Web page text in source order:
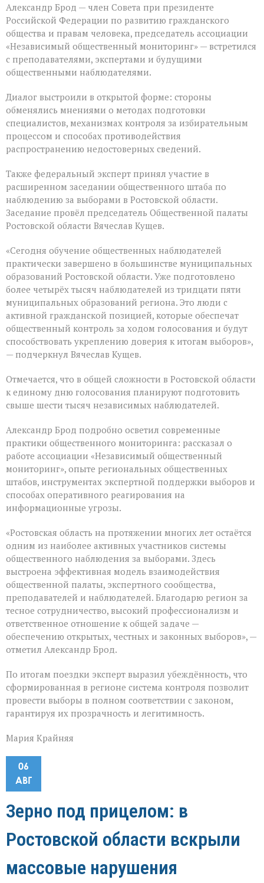
Александр Брод — член Совета при президенте
Российской Федерации по развитию гражданского
общества и правам человека, председатель ассоциации
«Независимый общественный мониторинг» — встретился
с преподавателями, экспертами и будущими
общественными наблюдателями.
Диалог выстроили в открытой форме: стороны
обменялись мнениями о методах подготовки
специалистов, механизмах контроля за избирательным
процессом и способах противодействия
распространению недостоверных сведений.
Также федеральный эксперт принял участие в
расширенном заседании общественного штаба по
наблюдению за выборами в Ростовской области.
Заседание провёл председатель Общественной палаты
Ростовской области Вячеслав Кущев.
«Сегодня обучение общественных наблюдателей
практически завершено в большинстве муниципальных
образований Ростовской области. Уже подготовлено
более четырёх тысяч наблюдателей из тридцати пяти
муниципальных образований региона. Это люди с
активной гражданской позицией, которые обеспечат
общественный контроль за ходом голосования и будут
способствовать укреплению доверия к итогам выборов»,
— подчеркнул Вячеслав Кущев.
Отмечается, что в общей сложности в Ростовской области
к единому дню голосования планируют подготовить
свыше шести тысяч независимых наблюдателей.
Александр Брод подробно осветил современные
практики общественного мониторинга: рассказал о
работе ассоциации «Независимый общественный
мониторинг», опыте региональных общественных
штабов, инструментах экспертной поддержки выборов и
способах оперативного реагирования на
информационные угрозы.
«Ростовская область на протяжении многих лет остаётся
одним из наиболее активных участников системы
общественного наблюдения за выборами. Здесь
выстроена эффективная модель взаимодействия
общественной палаты, экспертного сообщества,
преподавателей и наблюдателей. Благодарю регион за
тесное сотрудничество, высокий профессионализм и
ответственное отношение к общей задаче —
обеспечению открытых, честных и законных выборов», —
отметил Александр Брод.
По итогам поездки эксперт выразил убеждённость, что
сформированная в регионе система контроля позволит
провести выборы в полном соответствии с законом,
гарантируя их прозрачность и легитимность.
Мария Крайняя
06
АВГ
Зерно под прицелом: в
Ростовской области вскрыли
массовые нарушения